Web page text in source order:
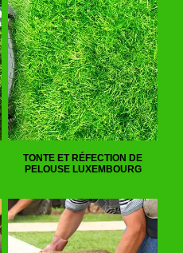
TONTE ET RÉFECTION DE
PELOUSE LUXEMBOURG